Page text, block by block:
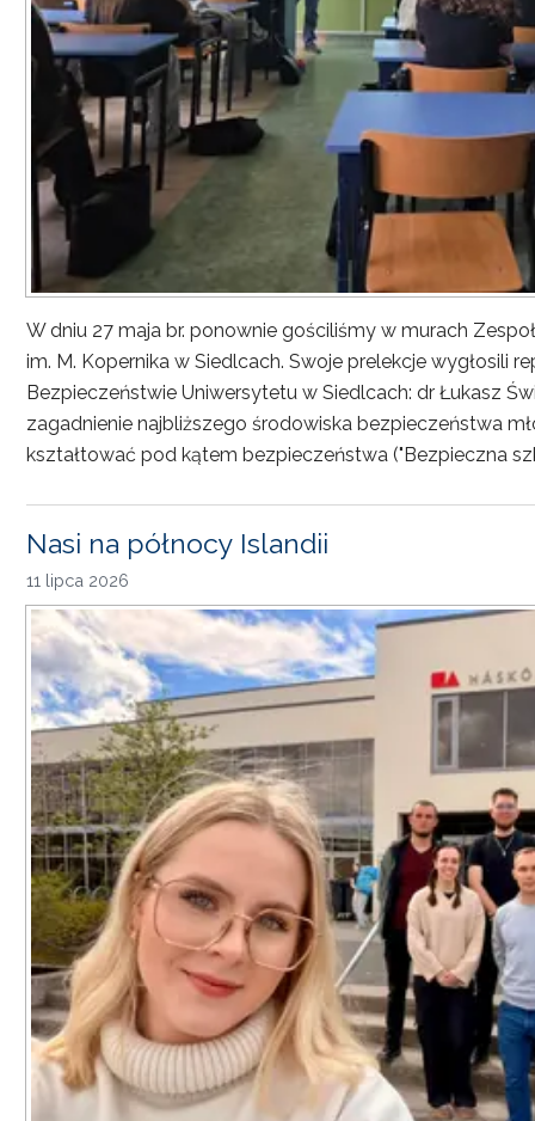
W dniu 27 maja br. ponownie gościliśmy w murach
im. M. Kopernika w Siedlcach. Swoje prelekcje wygłosili
Bezpieczeństwie Uniwersytetu w Siedlcach: dr Łukasz
zagadnienie najbliższego środowiska bezpieczeństwa
kształtować pod kątem bezpieczeństwa ("Bezpieczna
Nasi na północy Islandii
11 lipca 2026